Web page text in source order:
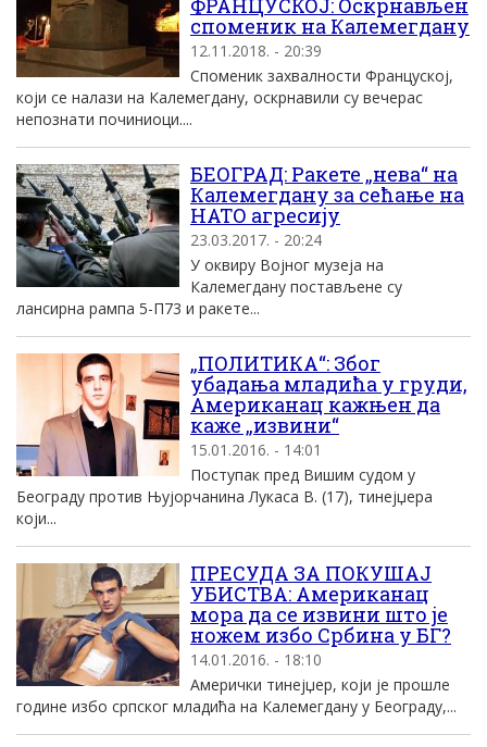
ФРАНЦУСКОЈ: Оскрнављен
споменик на Калемегдану
12.11.2018. - 20:39
Споменик захвалности Француској,
који се налази на Калемегдану, оскрнавили су вечерас
непознати починиоци....
БЕОГРАД: Ракете „нева“ на
Калемегдану за сећање на
НАТО агресију
23.03.2017. - 20:24
У оквиру Војног музеја на
Калемегдану постављене су
лансирна рампа 5-П73 и ракете...
„ПОЛИТИКА“: Због
убадања младића у груди,
Американац кажњен да
каже „извини“
15.01.2016. - 14:01
Поступак пред Вишим судом у
Београду против Њујорчанина Лукаса В. (17), тинејџера
који...
ПРЕСУДА ЗА ПОКУШАЈ
УБИСТВА: Американац
мора да се извини што је
ножем избо Србина у БГ?
14.01.2016. - 18:10
Амерички тинејџер, који је прошле
године избо српског младића на Калемегдану у Београду,...